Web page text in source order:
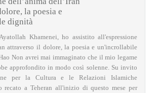
la poesia e
dignità
Khamenei, ho assistito all'espressione
attraverso il dolore, la poesia e un'incrollabile
Non avrei mai immaginato che il mio legame
approfondito in modo così solenne. Su invito
per la Cultura e le Relazioni Islamiche
recato a Teheran all'inizio di questo mese per